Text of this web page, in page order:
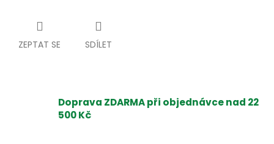
ZEPTAT SE SDÍLET
Doprava ZDARMA při objednávce nad 22
500 Kč